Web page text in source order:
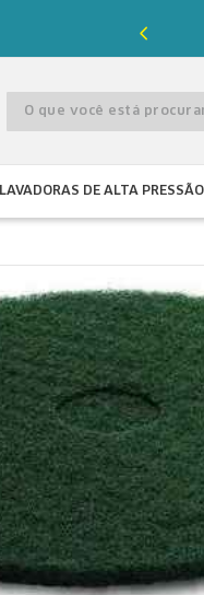
O que você está
LAVADORAS DE ALTA PRESSÃO